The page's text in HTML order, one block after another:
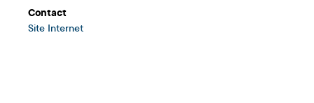
Contact
Site Internet